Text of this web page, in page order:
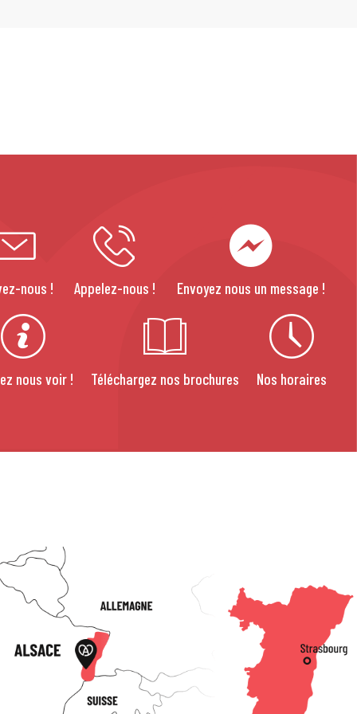
nous ! Appelez-nous ! Envoyez nous un message !
nous voir ! Téléchargez nos brochures Nos horaires